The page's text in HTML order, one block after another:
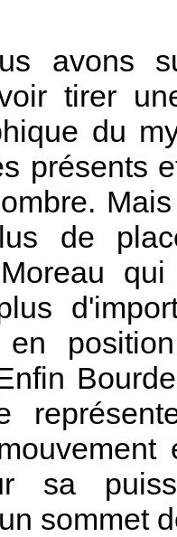
avons
tirer
du
présents
de
en
sa
sommet